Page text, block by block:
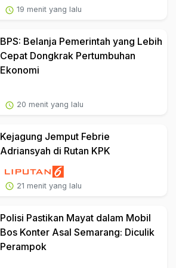
19 menit yang lalu
BPS: Belanja Pemerintah yang Lebih
Cepat Dongkrak Pertumbuhan
Ekonomi
20 menit yang lalu
Kejagung Jemput Febrie
Adriansyah di Rutan KPK
21 menit yang lalu
Polisi Pastikan Mayat dalam Mobil
Bos Konter Asal Semarang: Diculik
Perampok